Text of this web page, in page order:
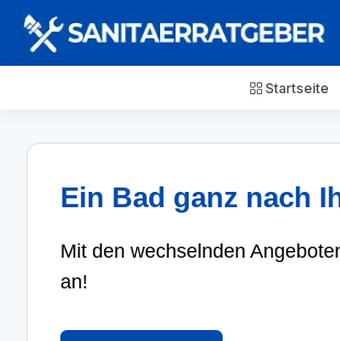
Startseite
Ein Bad ganz nach
Mit den wechselnden
an!